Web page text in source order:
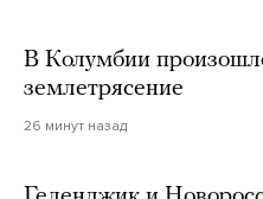
В Колумбии
землетрясение
26 минут назад